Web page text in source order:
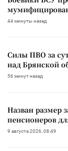
44 минуты назад
Силы ПВО за
над Брянской
56 минут назад
Назван размер
пенсионеров
9 августа 2026, 08:49